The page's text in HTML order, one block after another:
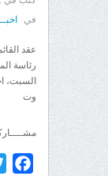
في
عقد
رئاسة
السبت،
وت